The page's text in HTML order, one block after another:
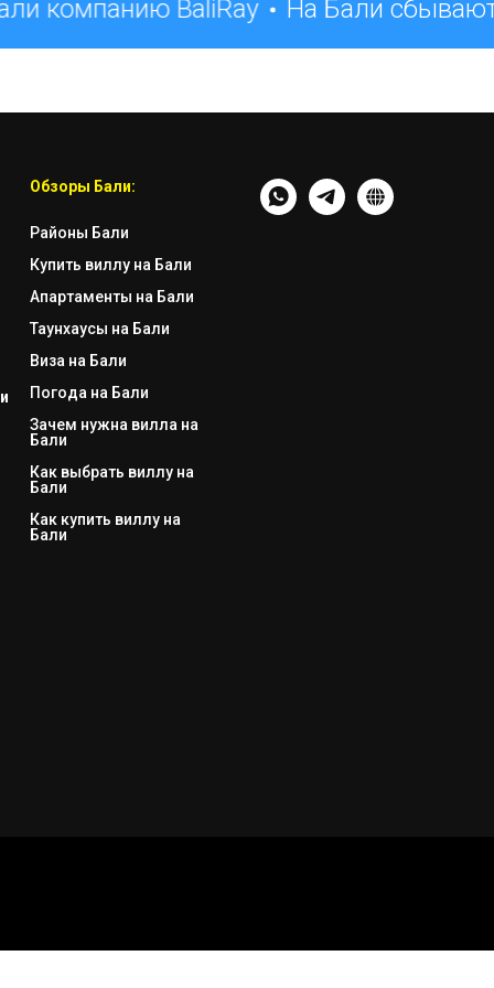
компанию BaliRay На Бали
Обзоры Бали:
Районы Бали
Купить виллу на Бали
Апартаменты на Бали
Таунхаусы на Бали
Виза на Бали
Погода на Бали
Зачем нужна вилла на
Бали
Как выбрать виллу на
Бали
Как купить виллу на
Бали